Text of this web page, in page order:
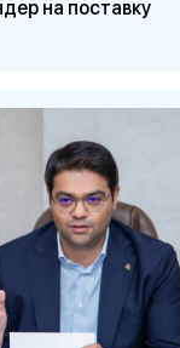
на поставку